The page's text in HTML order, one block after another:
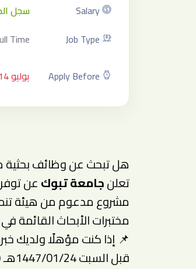
Salary
سجل
Job Type
Time
Apply Before
يوليو 14, 2025
هل تبحث عن وظائف بحثية
تعلنجامعة تبوكعن
مشروع مدعوم من هيئة
مختبرات الأبحاث القائمة
📌 إذا كنت مؤهلًا ولديك
قبل السبت 1447/01/24هـ (2025/07/19م).